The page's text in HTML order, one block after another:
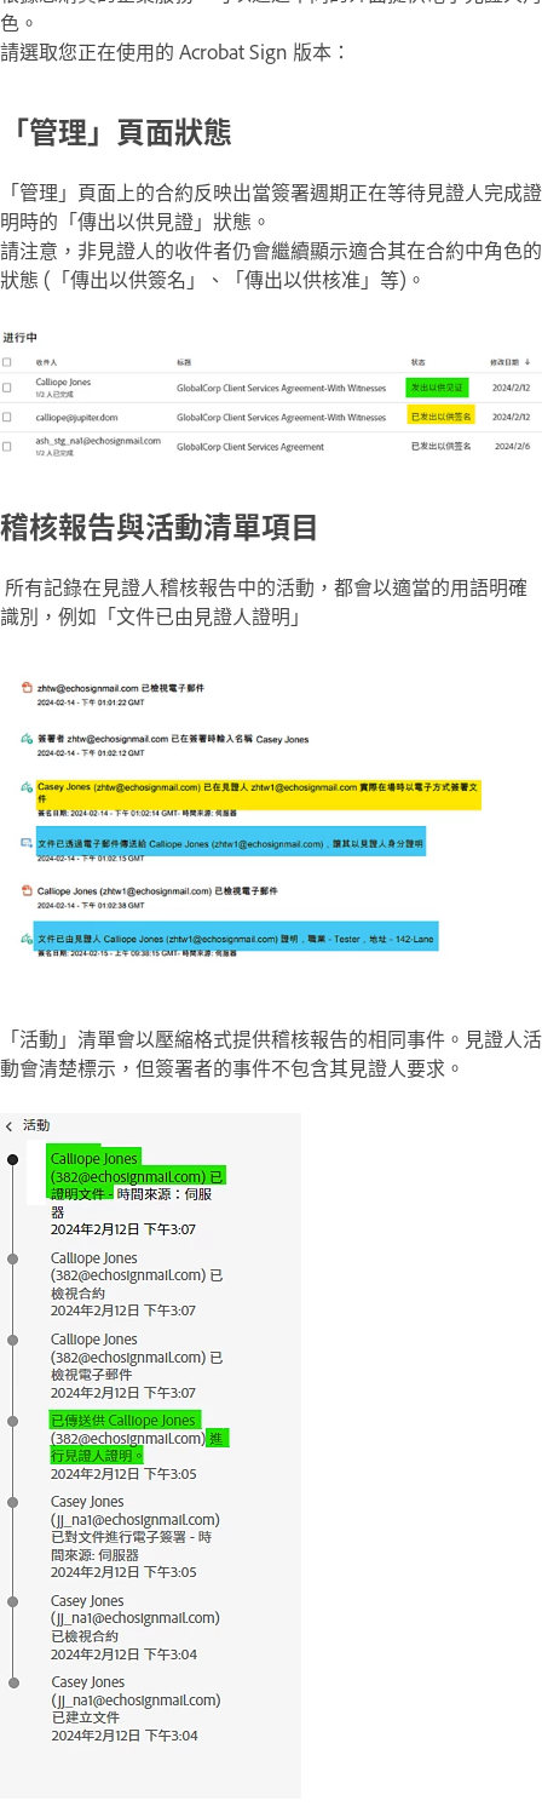
色。
請選取您正在使用的 Acrobat Sign 版本：
「管理」頁面狀態
「管理 」頁面上的合約反映出當簽署週期正在等待見證人完成證
明時的「傳出以供見證」狀態。
請注意，非見證人的收件者仍會繼續顯示適合其在合約中角色的
狀態 (「傳出以供簽名」、「傳出以供核准」等)。
稽核報告與活動清單項目
所有記錄在見證人稽核報告中的活動，都會以適當的用語明確
識別，例如「文件已由見證人證明」
「活動 」清單會以壓縮格式提供稽核報告的相同事件。見證人活
動會清楚標示，但簽署者的事件不包含其見證人要求。